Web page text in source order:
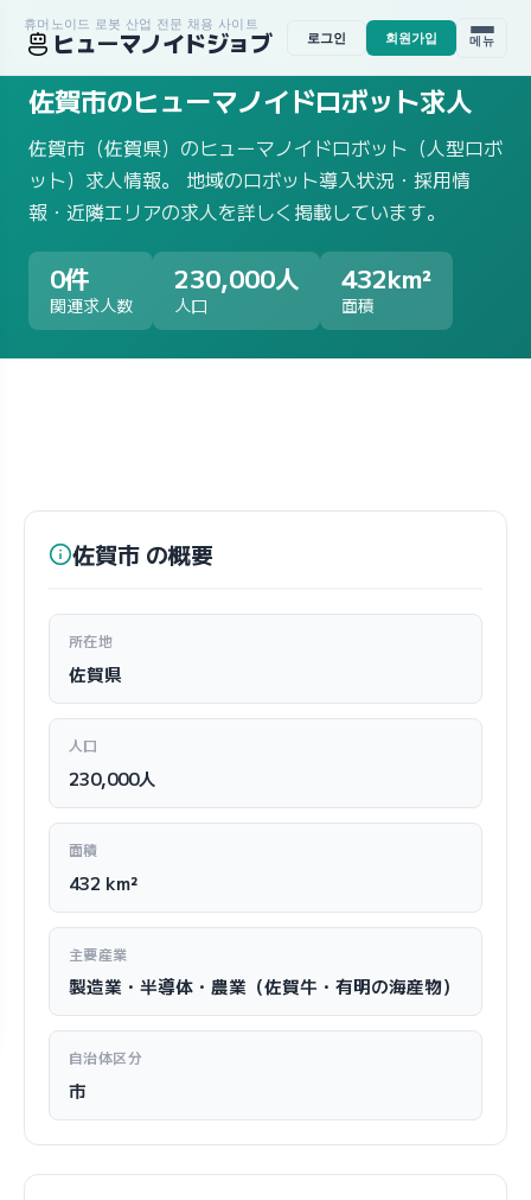
휴머노이드 로봇 산업 전문 채용 사이트
ヒューマノイドジョブ 로그인 회원가입 메뉴
ホーム /求人一覧/地域から探す/ 佐賀県 佐賀市
佐賀市のヒューマノイドロボット求人
佐賀市（佐賀県）のヒューマノイドロボット（人型ロボ
ット）求人情報。 地域のロボット導入状況・採用情
報・近隣エリアの求人を詳しく掲載しています。
0件
関連求人数
230,000人
人口
432km²
面積
佐賀市 の概要
所在地
佐賀県
人口
230,000人
面積
432 km²
主要産業
製造業・半導体・農業（佐賀牛・有明の海産物）
自治体区分
市